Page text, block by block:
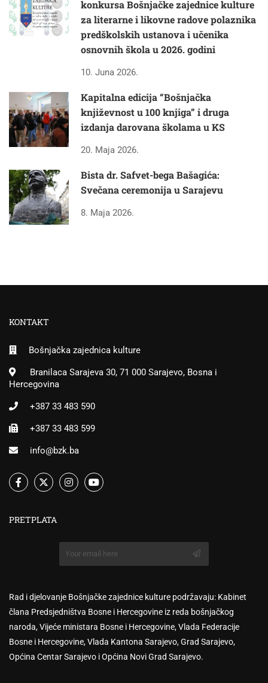
konkursa Bošnjačke zajednice kulture
za literarne i likovne radove polaznika
predškolskih ustanova i učenika
osnovnih škola u 2026. godini
10. Juna 2026.
Kapitalna edicija “Bošnjačka
književnost u 100 knjiga” i druga
izdanja darovana školama u KS
20. Maja 2026.
Bista dr. Safvet-bega Bašagića:
Svečana ceremonija u Sarajevu
8. Maja 2026.
KONTAKT
Bošnjačka zajednica kulture
Branilaca Sarajeva 30, 71 000 Sarajevo, Bosna i
Hercegovina
+387 33 483 590
+387 33 483 599
info@bzk.ba
PRETPLATA
Rad i djelovanje Bošnjačke zajednice kulture podržavaju: Kabinet
člana Predsjedništva Bosne i Hercegovine iz reda bošnjačkog
naroda, Vijeće ministara Bosne i Hercegovine, Vlada Federacije
Bosne i Hercegovine, Vlada Kantona Sarajevo, Grad Sarajevo,
Općina Centar Sarajevo i Općina Novi Grad Sarajevo.